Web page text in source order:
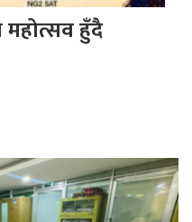
हुँदै